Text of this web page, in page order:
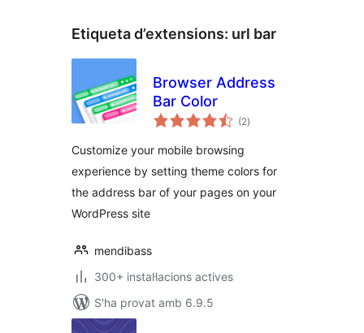
Etiqueta d’extensions: url bar
Browser Address
Bar Color
(2puntuacions
totals
)
Customize your mobile browsing
experience by setting theme colors for
the address bar of your pages on your
WordPress site
mendibass
300+ instal·lacions actives
S'ha provat amb 6.9.5